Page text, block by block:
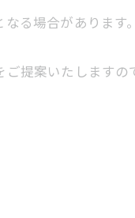
る場合があります。
提案いたしますの